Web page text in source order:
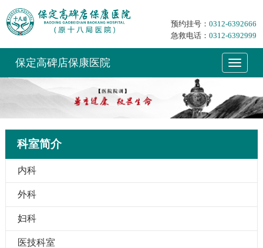
预约挂号： 0312-6392666
急救电话： 0312-6392999
保定高碑店保康医院
科室简介
内科
外科
妇科
医技科室